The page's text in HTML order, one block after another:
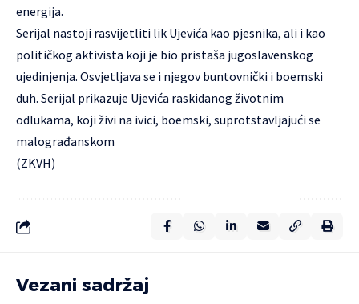
energija.
Serijal nastoji rasvijetliti lik Ujevića kao pjesnika, ali i kao
političkog aktivista koji je bio pristaša jugoslavenskog
ujedinjenja. Osvjetljava se i njegov buntovnički i boemski
duh. Serijal prikazuje Ujevića raskidanog životnim
odlukama, koji živi na ivici, boemski, suprotstavljajući se
malograđanskom
(ZKVH)
Vezani sadržaj